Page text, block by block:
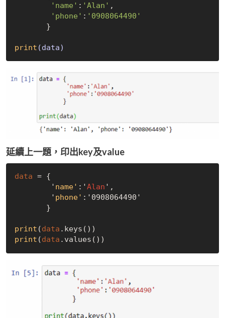
'name' : 'Alan' ,
'phone' : '0908064490'
print (data)
延續上一題，印出key及value
data = {
        '
name' :'Alan ',
        '
phone' :'0908064490'
       }
print (data .keys())
print (data .values())